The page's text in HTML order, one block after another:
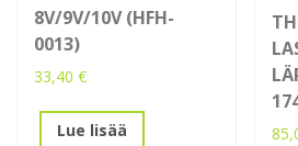
8V/9V/10V (HFH-
0013)
33,40 €
Lue lisää